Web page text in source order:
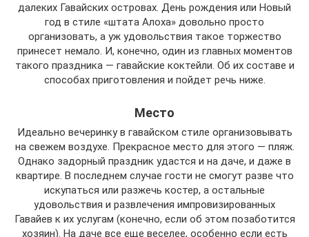
далеких Гавайских островах. День рождения или Новый
год в стиле «штата Алоха» довольно просто
организовать, а уж удовольствия такое торжество
принесет немало. И, конечно, один из главных моментов
такого праздника — гавайские коктейли. Об их составе и
способах приготовления и пойдет речь ниже.
Место
Идеально вечеринку в гавайском стиле организовывать
на свежем воздухе. Прекрасное место для этого — пляж.
Однако задорный праздник удастся и на даче, и даже в
квартире. В последнем случае гости не смогут разве что
искупаться или разжечь костер, а остальные
удовольствия и развлечения импровизированных
Гавайев к их услугам (конечно, если об этом позаботится
хозяин). На даче все еще веселее, особенно если есть